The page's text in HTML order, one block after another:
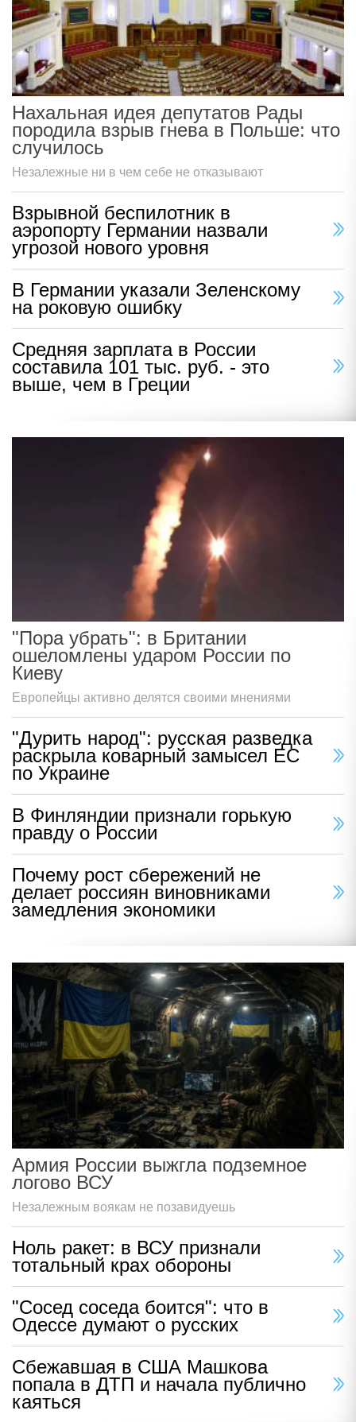
Нахальная идея депутатов Рады
породила взрыв гнева в Польше: что
случилось
Незалежные ни в чем себе не отказывают
Взрывной беспилотник в
аэропорту Германии назвали
угрозой нового уровня
В Германии указали Зеленскому
на роковую ошибку
Средняя зарплата в России
составила 101 тыс. руб. - это
выше, чем в Греции
"Пора убрать": в Британии
ошеломлены ударом России по
Киеву
Европейцы активно делятся своими мнениями
"Дурить народ": русская разведка
раскрыла коварный замысел ЕС
по Украине
В Финляндии признали горькую
правду о России
Почему рост сбережений не
делает россиян виновниками
замедления экономики
Армия России выжгла подземное
логово ВСУ
Незалежным воякам не позавидуешь
Ноль ракет: в ВСУ признали
тотальный крах обороны
"Сосед соседа боится": что в
Одессе думают о русских
Сбежавшая в США Машкова
попала в ДТП и начала публично
каяться